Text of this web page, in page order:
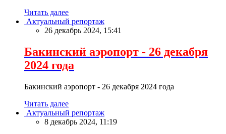
Читать далее
Актуальный репортаж
26 декабрь 2024, 15:41
Бакинский аэропорт - 26 декабря
2024 года
Бакинский аэропорт - 26 декабря 2024 года
Читать далее
Актуальный репортаж
8 декабрь 2024, 11:19